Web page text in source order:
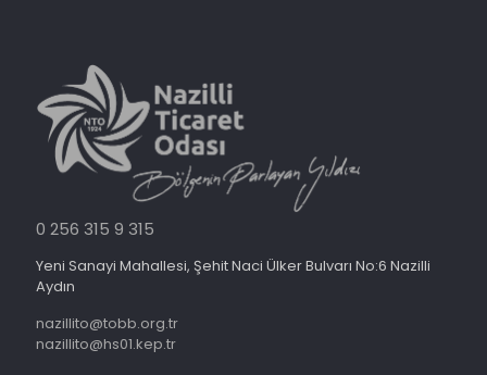
0 256 315 9 315
Yeni Sanayi Mahallesi, Şehit Naci Ülker Bulvarı No:6 Nazilli
Aydın
nazillito@tobb.org.tr
nazillito@hs01.kep.tr